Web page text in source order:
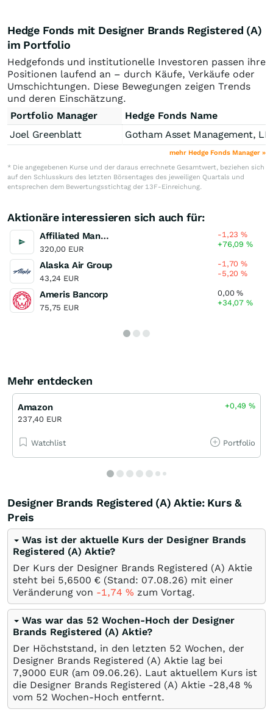
Hedge Fonds mit Designer Brands Registered (A)
im Portfolio
Hedgefonds und institutionelle Investoren passen ihre
Positionen laufend an – durch Käufe, Verkäufe oder
Umschichtungen. Diese Bewegungen zeigen Trends
und deren Einschätzung.
Portfolio Manager
Hedge Fonds Name
Joel Greenblatt
Gotham Asset Management,
mehr Hedge Fonds Manager »
* Die angegebenen Kurse und der daraus errechnete Gesamtwert, beziehen sich
auf den Schlusskurs des letzten Börsentages des jeweiligen Quartals und
entsprechen dem Bewertungsstichtag der 13F-Einreichung.
Aktionäre interessieren sich auch für:
Affiliated Managers Group
320,00 EUR
-1,23%
+76,09%
Alaska Air Group
43,24 EUR
-1,70%
-5,20%
Ameris Bancorp
75,75 EUR
0,00%
+34,07%
Mehr entdecken
Amazon
237,40 EUR
+0,49%
Watchlist Portfolio
Designer Brands Registered (A) Aktie: Kurs &
Preis
Was ist der aktuelle Kurs der Designer Brands
Registered (A) Aktie?
Der Kurs der Designer Brands Registered (A) Aktie
steht bei 5,6500 € (Stand: 07.08.26) mit einer
Veränderung von -1,74 % zum Vortag.
Was war das 52 Wochen-Hoch der Designer
Brands Registered (A) Aktie?
Der Höchststand, in den letzten 52 Wochen, der
Designer Brands Registered (A) Aktie lag bei
7,9000 EUR (am 09.06.26). Laut aktuellem Kurs ist
die Designer Brands Registered (A) Aktie -28,48 %
vom 52 Wochen-Hoch entfernt.